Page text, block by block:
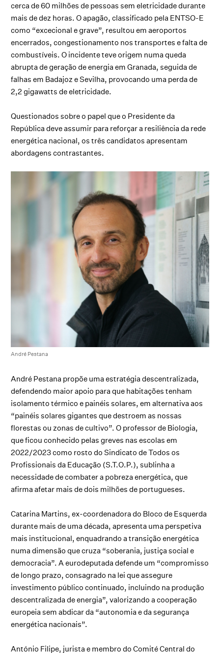
cerca de 60 milhões de pessoas sem eletricidade durante
mais de dez horas. O apagão, classificado pela ENTSO-E
como “excecional e grave”, resultou em aeroportos
encerrados, congestionamento nos transportes e falta de
combustíveis. O incidente teve origem numa queda
abrupta de geração de energia em Granada, seguida de
falhas em Badajoz e Sevilha, provocando uma perda de
2,2 gigawatts de eletricidade.
Questionados sobre o papel que o Presidente da
República deve assumir para reforçar a resiliência da rede
energética nacional, os três candidatos apresentam
abordagens contrastantes.
André Pestana
André Pestana propõe uma estratégia descentralizada,
defendendo maior apoio para que habitações tenham
isolamento térmico e painéis solares, em alternativa aos
“painéis solares gigantes que destroem as nossas
florestas ou zonas de cultivo”. O professor de Biologia,
que ficou conhecido pelas greves nas escolas em
2022/2023 como rosto do Sindicato de Todos os
Profissionais da Educação (S.T.O.P.), sublinha a
necessidade de combater a pobreza energética, que
afirma afetar mais de dois milhões de portugueses.
Catarina Martins, ex-coordenadora do Bloco de Esquerda
durante mais de uma década, apresenta uma perspetiva
mais institucional, enquadrando a transição energética
numa dimensão que cruza “soberania, justiça social e
democracia”. A eurodeputada defende um “compromisso
de longo prazo, consagrado na lei que assegure
investimento público continuado, incluindo na produção
descentralizada de energia”, valorizando a cooperação
europeia sem abdicar da “autonomia e da segurança
energética nacionais”.
António Filipe, jurista e membro do Comité Central do